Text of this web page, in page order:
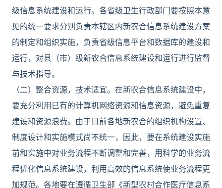
级信息系统建设和运行。各省级卫生行政部门要按照本意
见的统一要求分别负责本辖区内新农合信息系统建设方案
的制定和组织实施，负责省级信息平台和数据库的建设和
运行，对县（市）级新农合信息系统建设和运行进行监督
与技术指导。
（二）整合资源，技术适宜。在新农合信息系统建设中，
要充分利用已有的计算机网络资源和信息资源，避免重复
建设和资源浪费。由于目前各地新农合的组织机构设置、
制度设计和实施模式尚不统一，因此，要在系统建设实施
前和实施中对业务流程不断调整和完善，用科学的业务流
程优化信息系统建设，利用高效的信息系统使业务流程更
加规范。各地要在遵循卫生部《新型农村合作医疗信息系